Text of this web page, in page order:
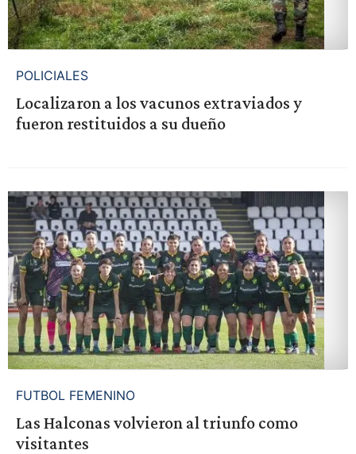
POLICIALES
Localizaron a los vacunos extraviados y
fueron restituidos a su dueño
FUTBOL FEMENINO
Las Halconas volvieron al triunfo como
visitantes